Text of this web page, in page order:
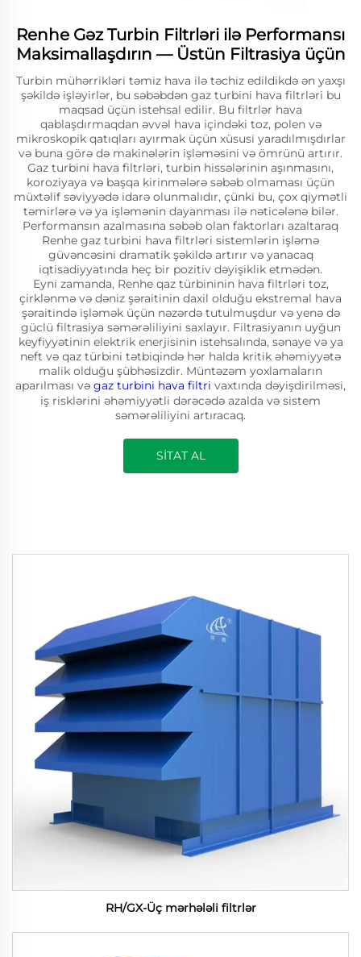
Renhe Gəz Turbin Filtrləri ilə Performansı
Maksimallaşdırın — Üstün Filtrasiya üçün
Turbin mühərrikləri təmiz hava ilə təchiz edildikdə ən yaxşı
şəkildə işləyirlər, bu səbəbdən gaz turbini hava filtrləri bu
maqsad üçün istehsal edilir. Bu filtrlər hava
qablaşdırmaqdan əvvəl hava içindəki toz, polen və
mikroskopik qatıqları ayırmak üçün xüsusi yaradılmışdırlar
və buna görə də makinələrin işləməsini və ömrünü artırır.
Gaz turbini hava filtrləri, turbin hissələrinin aşınmasını,
koroziyaya və başqa kirinmələrə səbəb olmaması üçün
müxtəlif səviyyədə idarə olunmalıdır, çünki bu, çox qiymətli
təmirlərə və ya işləmənin dayanması ilə nəticələnə bilər.
Performansın azalmasına səbəb olan faktorları azaltaraq
Renhe gaz turbini hava filtrləri sistemlərin işləmə
güvəncəsini dramatik şəkildə artırır və yanacaq
iqtisadiyyatında heç bir pozitiv dəyişiklik etmədən.
Eyni zamanda, Renhe qaz türbininin hava filtrləri toz,
çirklənmə və dəniz şəraitinin daxil olduğu ekstremal hava
şəraitində işləmək üçün nəzərdə tutulmuşdur və yenə də
güclü filtrasiya səmərəliliyini saxlayır. Filtrasiyanın uyğun
keyfiyyətinin elektrik enerjisinin istehsalında, sənaye və ya
neft və qaz türbini tətbiqində hər halda kritik əhəmiyyətə
malik olduğu şübhəsizdir. Müntəzəm yoxlamaların
aparılması və gaz turbini hava filtri vaxtında dəyişdirilməsi,
iş risklərini əhəmiyyətli dərəcədə azalda və sistem
səmərəliliyini artıracaq.
SİTAT AL
RH/GX-Üç mərhələli filtrlər